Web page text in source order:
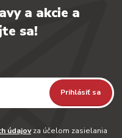
a akcie a
sa!
Prihlásiť sa
údajovza účelom zasielania